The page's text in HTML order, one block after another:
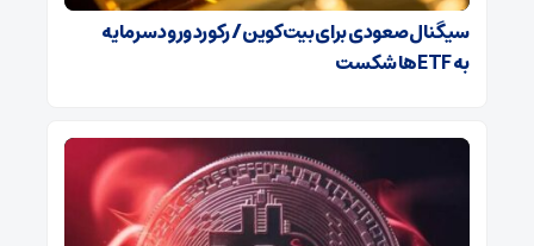
سیگنال صعودی برای بیت‌کوین / رکورد ورود سرمایه
به ETFها شکست